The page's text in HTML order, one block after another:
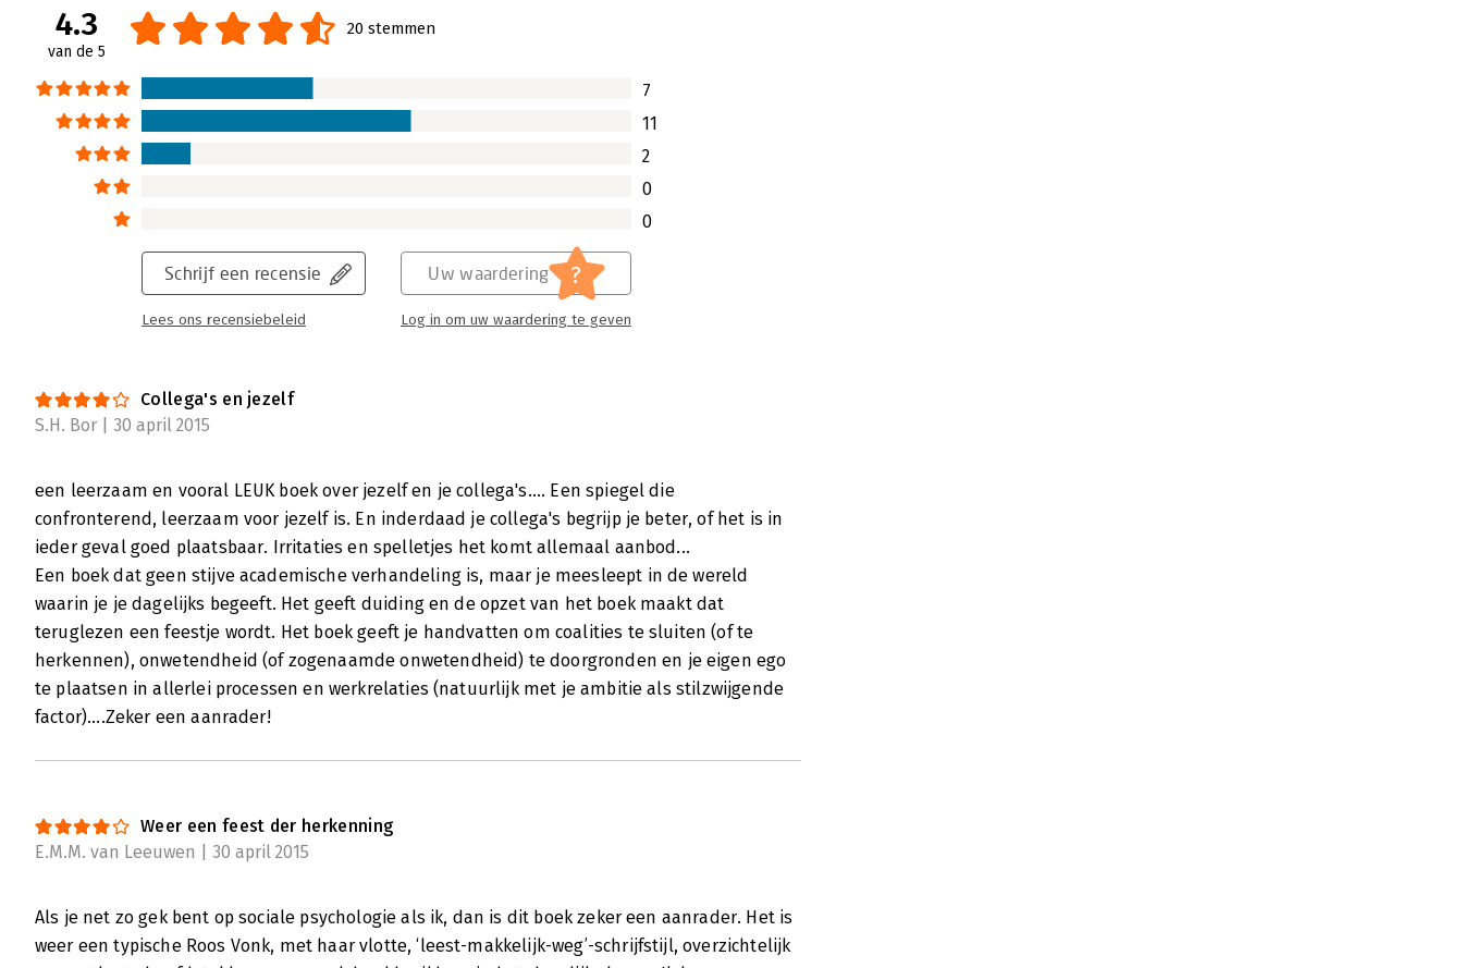
4.3
van de 5
20 stemmen
7
11
2
0
0
Schrijf een recensie
Lees ons recensiebeleid
Uw waardering ?
Log in om uw waardering te geven
Collega's en jezelf
S.H. Bor | 30 april 2015
een leerzaam en vooral LEUK boek over jezelf en je collega's.... Een spiegel die
confronterend, leerzaam voor jezelf is. En inderdaad je collega's begrijp je beter, of het is in
ieder geval goed plaatsbaar. Irritaties en spelletjes het komt allemaal aanbod...
Een boek dat geen stijve academische verhandeling is, maar je meesleept in de wereld
waarin je je dagelijks begeeft. Het geeft duiding en de opzet van het boek maakt dat
teruglezen een feestje wordt. Het boek geeft je handvatten om coalities te sluiten (of te
herkennen), onwetendheid (of zogenaamde onwetendheid) te doorgronden en je eigen ego
te plaatsen in allerlei processen en werkrelaties (natuurlijk met je ambitie als stilzwijgende
factor)....Zeker een aanrader!
Weer een feest der herkenning
E.M.M. van Leeuwen | 30 april 2015
Als je net zo gek bent op sociale psychologie als ik, dan is dit boek zeker een aanrader. Het is
weer een typische Roos Vonk, met haar vlotte, ‘leest-makkelijk-weg’-schrijfstijl, overzichtelijk